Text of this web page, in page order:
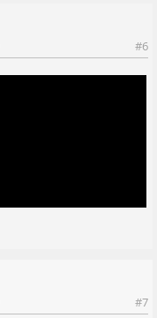
#6
#7